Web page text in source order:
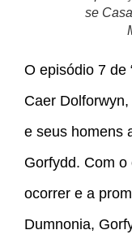
se
O episódio 7 de
Caer
e seus homens
Gorfydd. Com
ocorrer e a
Dumnonia,